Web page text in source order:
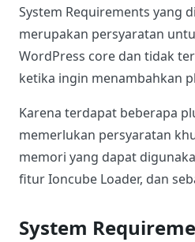
System Requirements yang
merupakan persyaratan
WordPress core dan tidak
ketika ingin menambahkan
Karena terdapat beberapa
memerlukan persyaratan
memori yang dapat
fitur Ioncube Loader, dan
System